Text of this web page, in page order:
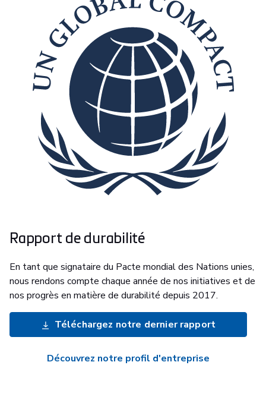
Rapport de durabilité
En tant que signataire du Pacte mondial des Nations unies,
nous rendons compte chaque année de nos initiatives et de
nos progrès en matière de durabilité depuis 2017.
Téléchargez notre dernier rapport
Découvrez notre profil d'entreprise